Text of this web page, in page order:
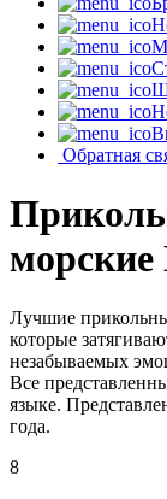
Обратная
Лучшие
которые
незабываемых
Все
языке.
года.
8